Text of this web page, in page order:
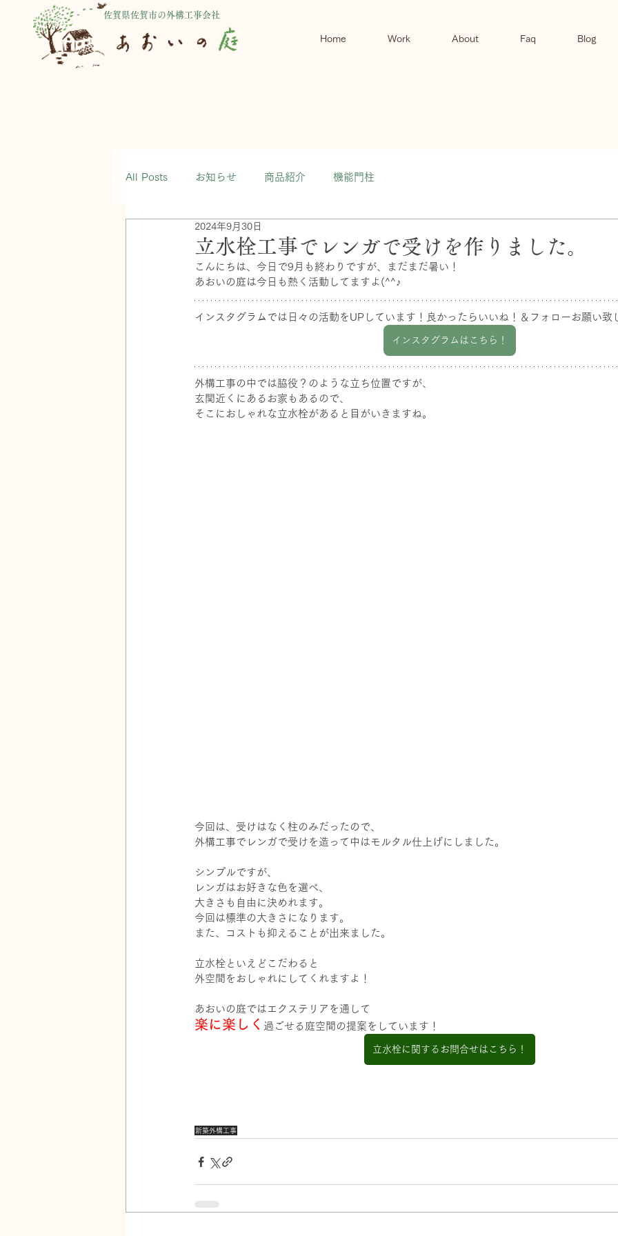
佐賀県佐賀市の外構工事会社
Home Work About Faq Blog
All Posts お知らせ 商品紹介 機能門柱
立水栓工事でレンガで受けを作りました。
2024年9月30日
こんにちは、今日で9月も終わりですが、まだまだ暑い！
あおいの庭は今日も熱く活動してますよ(^^♪
インスタグラムでは日々の活動をUPしています！良かったらいいね！＆フォローお願い致
インスタグラムはこちら！
外構工事の中では脇役？のような立ち位置ですが、
玄関近くにあるお家もあるので、
そこにおしゃれな立水栓があると目がいきますね。
今回は、受けはなく柱のみだったので、
外構工事でレンガで受けを造って中はモルタル仕上げにしました。
シンプルですが、
レンガはお好きな色を選べ、
大きさも自由に決めれます。
今回は標準の大きさになります。
また、コストも抑えることが出来ました。
立水栓といえどこだわると
外空間をおしゃれにしてくれますよ！
あおいの庭ではエクステリアを通して
楽に楽しく 過ごせる庭空間の提案をしています！
立水栓に関するお問合せはこちら！
新築外構工事